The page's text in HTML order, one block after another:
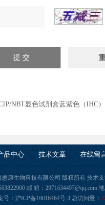
NBT显色试剂盒蓝紫色（IHC）
品中心 技术文章 在线留
懋康生物科技有限公司 版权所有 技术支
邮 箱：
号： 沪ICP备16016464号-3 总访问量：